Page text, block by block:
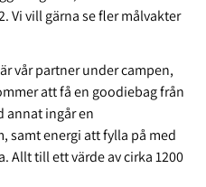
Vi vill gärna se fler målvakter
vår partner under campen,
att få en goodiebag från
annat ingår en
samt energi att fylla på med
Allt till ett värde av cirka 1200